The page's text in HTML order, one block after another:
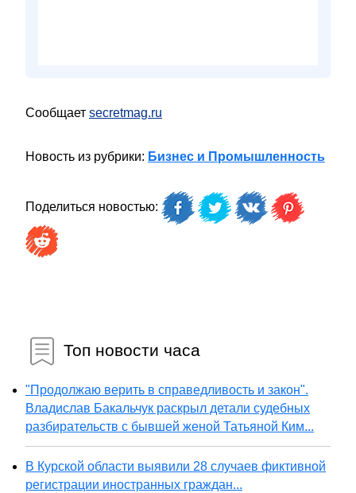
Сообщает secretmag.ru
Новость из рубрики: Бизнес и Промышленность
Поделиться новостью:
Топ новости часа
"Продолжаю верить в справедливость и закон".
Владислав Бакальчук раскрыл детали судебных
разбирательств с бывшей женой Татьяной Ким...
В Курской области выявили 28 случаев фиктивной
регистрации иностранных граждан...